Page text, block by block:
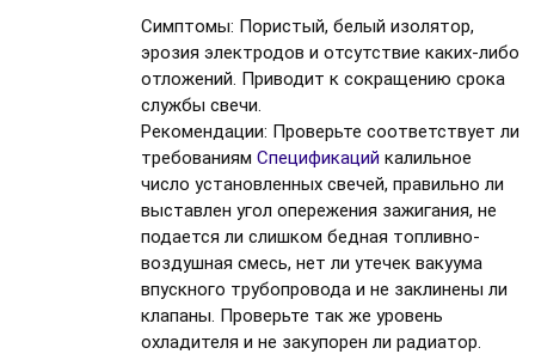
Симптомы: Пористый, белый изолятор,
эрозия электродов и отсутствие каких-либо
отложений. Приводит к сокращению срока
службы свечи.
Рекомендации: Проверьте соответствует ли
требованиям Спецификаций калильное
число установленных свечей, правильно ли
выставлен угол опережения зажигания, не
подается ли слишком бедная топливно-
воздушная смесь, нет ли утечек вакуума
впускного трубопровода и не заклинены ли
клапаны. Проверьте так же уровень
охладителя и не закупорен ли радиатор.